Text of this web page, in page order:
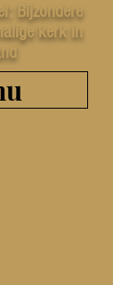
Bijzondere
kerk in